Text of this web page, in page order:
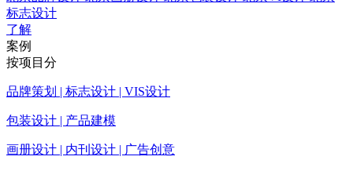
标志设计
了解
案例
按项目分
品牌策划 | 标志设计 | VIS设计
包装设计 | 产品建模
画册设计 | 内刊设计 | 广告创意